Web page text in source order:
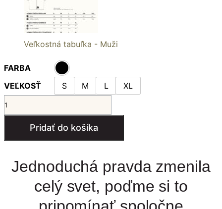
Veľkostná tabuľka - Muži
FARBA
VEĽKOSŤ
S M L
XL
S
mikinové
Pridať do košíka
Jednoduchá pravda zmenila
celý svet, poďme si to